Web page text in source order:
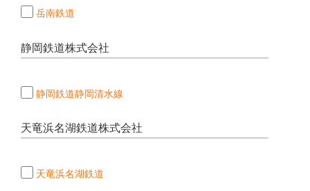
岳南鉄道
静岡鉄道株式会社
静岡鉄道静岡清水線
天竜浜名湖鉄道株式会社
天竜浜名湖鉄道